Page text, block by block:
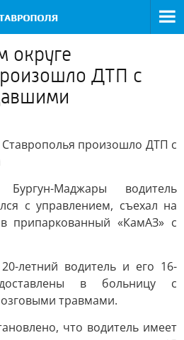
округе
ДТП с
произошло ДТП с
Маджары водитель
с управлением, съехал на
припаркованный «КамАЗ» с
летний водитель и его 16-
в больницу с
травмами.
что водитель имеет